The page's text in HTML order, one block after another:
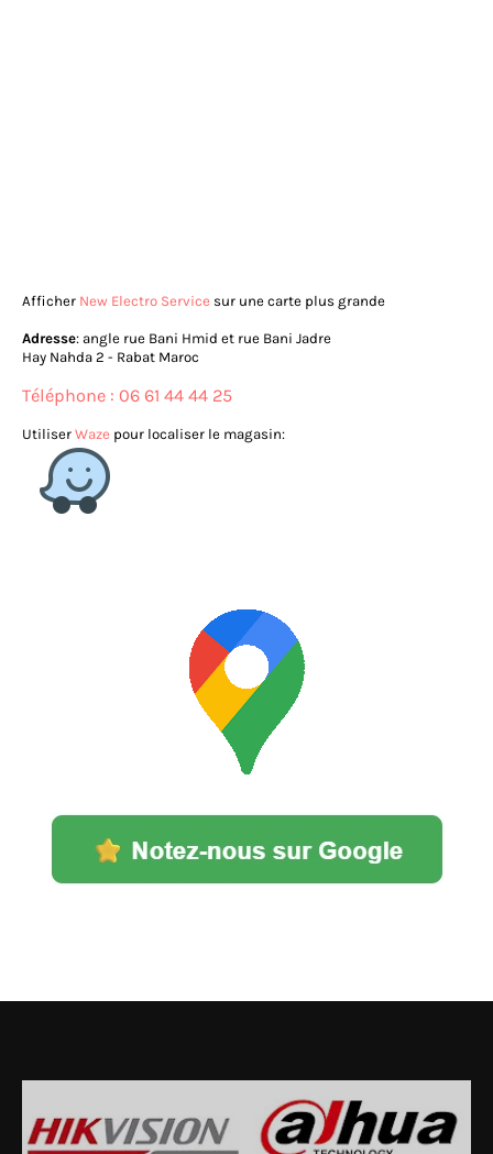
Afficher New Electro Service sur une carte plus grande
Adresse: angle rue Bani Hmid et rue Bani Jadre
Hay Nahda 2 - Rabat Maroc
Téléphone : 06 61 44 44 25
Utiliser Waze pour localiser le magasin: